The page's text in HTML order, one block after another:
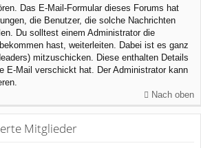
Das E-Mail-Formular dieses Forums hat
die Benutzer, die solche Nachrichten
Du solltest einem Administrator die
hast, weiterleiten. Dabei ist es ganz
mitzuschicken. Diese enthalten Details
E-Mail verschickt hat. Der Administrator kann
Nach oben
Mitglieder